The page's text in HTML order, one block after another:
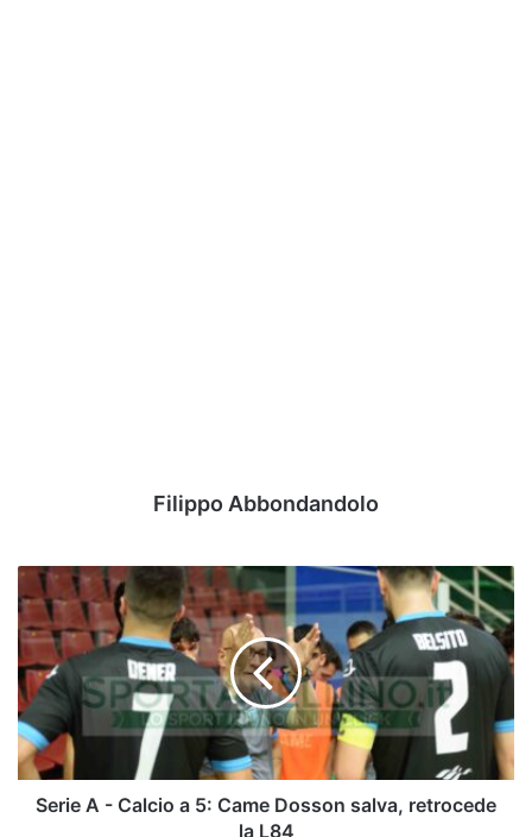
Filippo Abbondandolo
Serie
A
-
Calcio
a
5:
Came
Dosson
salva,
retrocede
Serie A - Calcio a 5: Came Dosson salva, retrocede
la L84